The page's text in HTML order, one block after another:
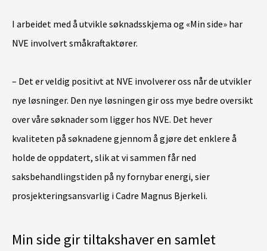
I arbeidet med å utvikle søknadsskjema og «Min side» har
NVE involvert småkraftaktører.
– Det er veldig positivt at NVE involverer oss når de utvikler
nye løsninger. Den nye løsningen gir oss mye bedre oversikt
over våre søknader som ligger hos NVE. Det hever
kvaliteten på søknadene gjennom å gjøre det enklere å
holde de oppdatert, slik at vi sammen får ned
saksbehandlingstiden på ny fornybar energi, sier
prosjekteringsansvarlig i Cadre Magnus Bjerkeli.
Min side gir tiltakshaver en samlet